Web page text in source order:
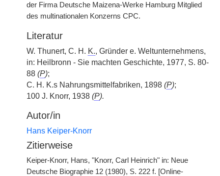
der Firma Deutsche Maizena-Werke Hamburg Mitglied
des multinationalen Konzerns CPC.
Literatur
W. Thunert, C. H. K., Gründer e. Weltunternehmens,
in: Heilbronn - Sie machten Geschichte, 1977, S. 80-
88 (P);
C. H. K.s Nahrungsmittelfabriken, 1898 (P);
100 J. Knorr, 1938 (P).
Autor/in
Hans Keiper-Knorr
Zitierweise
Keiper-Knorr, Hans, "Knorr, Carl Heinrich" in: Neue
Deutsche Biographie 12 (1980), S. 222 f. [Online-